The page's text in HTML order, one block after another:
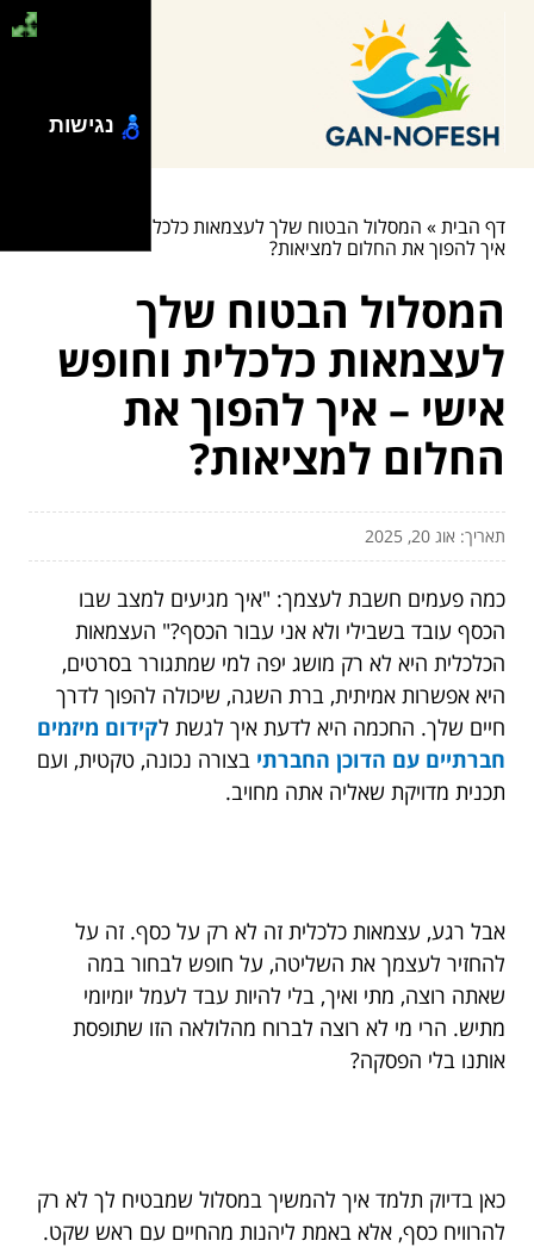
דף הבית» המסלול הבטוח שלך לעצמאות כלכלית וחופש אישי –
איך להפוך את החלום למציאות?
המסלול הבטוח שלך
לעצמאות כלכלית וחופש
אישי – איך להפוך את
החלום למציאות?
תאריך: אוג 20, 2025
כמה פעמים חשבת לעצמך: "איך מגיעים למצב שבו
הכסף עובד בשבילי ולא אני עבור הכסף?" העצמאות
הכלכלית היא לא רק מושג יפה למי שמתגורר בסרטים,
היא אפשרות אמיתית, ברת השגה, שיכולה להפוך לדרך
חיים שלך. החכמה היא לדעת איך לגשת לקידום מיזמים
חברתיים עם הדוכן החברתי בצורה נכונה, טקטית, ועם
תכנית מדויקת שאליה אתה מחויב.
אבל רגע, עצמאות כלכלית זה לא רק על כסף. זה על
להחזיר לעצמך את השליטה, על חופש לבחור במה
שאתה רוצה, מתי ואיך, בלי להיות עבד לעמל יומיומי
מתיש. הרי מי לא רוצה לברוח מהלולאה הזו שתופסת
אותנו בלי הפסקה?
כאן בדיוק תלמד איך להמשיך במסלול שמבטיח לך לא רק
להרוויח כסף, אלא באמת ליהנות מהחיים עם ראש שקט.
נגישות